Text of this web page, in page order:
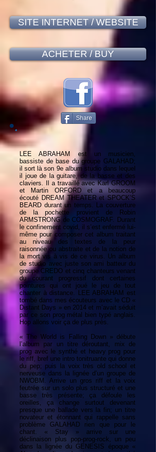
SITE INTERNET / WEBSITE
ACHETER / BUY
Share
LEE ABRAHAM est un musicien,
bassiste de base du groupe GALAHAD;
il sort là son 9e album studio dans lequel
il joue de la guitare, de la basse et des
claviers. Il a travaillé avec Karl GROOM
et Martin ORFORD et a beaucoup
écouté DREAM THEATER et SPOCK’S
BEARD durant un temps. La couverture
de la pochette provient de Robin
ARMSTRONG de COSMOGRAF. Durant
le confinement covid, il s’est enfermé lui-
même pour composer cet album traitant
au niveau des textes de la peur
raisonnée ou abstraite et de la notion de
la mort vis à vis de ce virus. Un album
de studio avec juste son ami batteur du
groupe CREDO et cinq chanteurs venant
du courant progressif dont certaines
pointures qui ont joué le jeu de tout
chanter à distance. LEE ABRAHAM est
tombé dans mes écouteurs avec le CD «
Distant Days » en 2014 et m’avait séduit
par ce son prog métal bien typé anglais.
Hop allons voir ça de plus près.
« The World is Falling Down » débute
l’album par un titre déroutant, mix de
prog avec le synthé et heavy prog pour
le riff, bref une intro tonitruante qui donne
du pep; puis la voix très old school et
nerveuse dans la lignée d’un groupe de
NWOBM. Arrive un gros riff et la voix
feutrée sur un solo plus structuré et une
basse très présente; ça défoule les
oreilles, ça change surtout devenant
presque une ballade vers la fin; un titre
novateur et étonnant qui rappelle sans
problème GALAHAD rien que pour le
chant. « Stay » arrive sur une
déclinaison plus pop-prog-rock, un peu
dans la lignée du GENESIS époque «